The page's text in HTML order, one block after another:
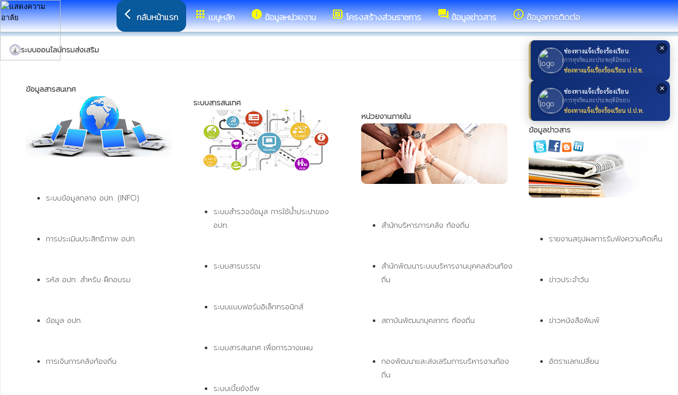
✕
ช่องทางแจ้งเรื่องร้องเรียน
การทุจริตและประพฤติมิชอบ
ช่องทางแจ้งเรื่องร้องเรียน ป.ป.ช.
✕
ช่องทางแจ้งเรื่องร้องเรียน
การทุจริตและประพฤติมิชอบ
ช่องทางแจ้งเรื่องร้องเรียน ป.ป.ท.
arrow_back_ios กลับหน้าแรก appsเมนูหลัก infoข้อมูลหน่วยงาน developer_boardโครงสร้างส่วนราชการ forumข้อมูลข่าวสาร info_outlineข้อมูลการติดต่อ
ระบบออนไลน์กรมส่งเสริม
ข้อมูลสารสนเทศ
ระบบข้อมูลกลาง อปท. (INFO)
การประเมินประสิทธิภาพ อปท.
รหัส อปท. สำหรับ ฝึกอบรม
ข้อมูล อปท.
การเงินการคลังท้องถิ่น
ระบบสารสนเทศ
ระบบสำรวจข้อมูล การใช้น้ำประปาของ
อปท.
ระบบสารบรรณ
ระบบแบบฟอร์มอิเล็กทรอนิกส์
ระบบสารสนเทศ เพื่อการวางแผน
ระบบเบี้ยยังชีพ
หน่วยงานภายใน
สำนักบริหารการคลัง ท้องถิ่น
สำนักพัฒนาระบบบริหารงานบุคคลส่วนท้อง
ถิ่น
สถาบันพัฒนาบุคลากร ท้องถิ่น
กองพัฒนาและส่งเสริมการบริหารงานท้อง
ถิ่น
ข้อมูลข่าวสาร
รายงานสรุปผลการรับฟังความคิดเห็น
ข่าวประจำวัน
ข่าวหนังสือพิมพ์
อัตราแลกเปลี่ยน